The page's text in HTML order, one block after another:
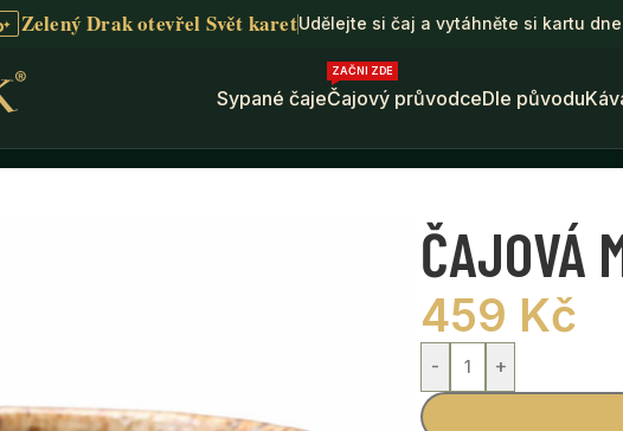
✦ Zelený Drak otevřel Svět karetUdělejte si čaj a vytáhněte si kartu
Sypané čajeČajový průvodce
ZAČNI ZDE
Dle původu
150 ml • Jura Lang
ČAJOVÁ
459 Kč
- +